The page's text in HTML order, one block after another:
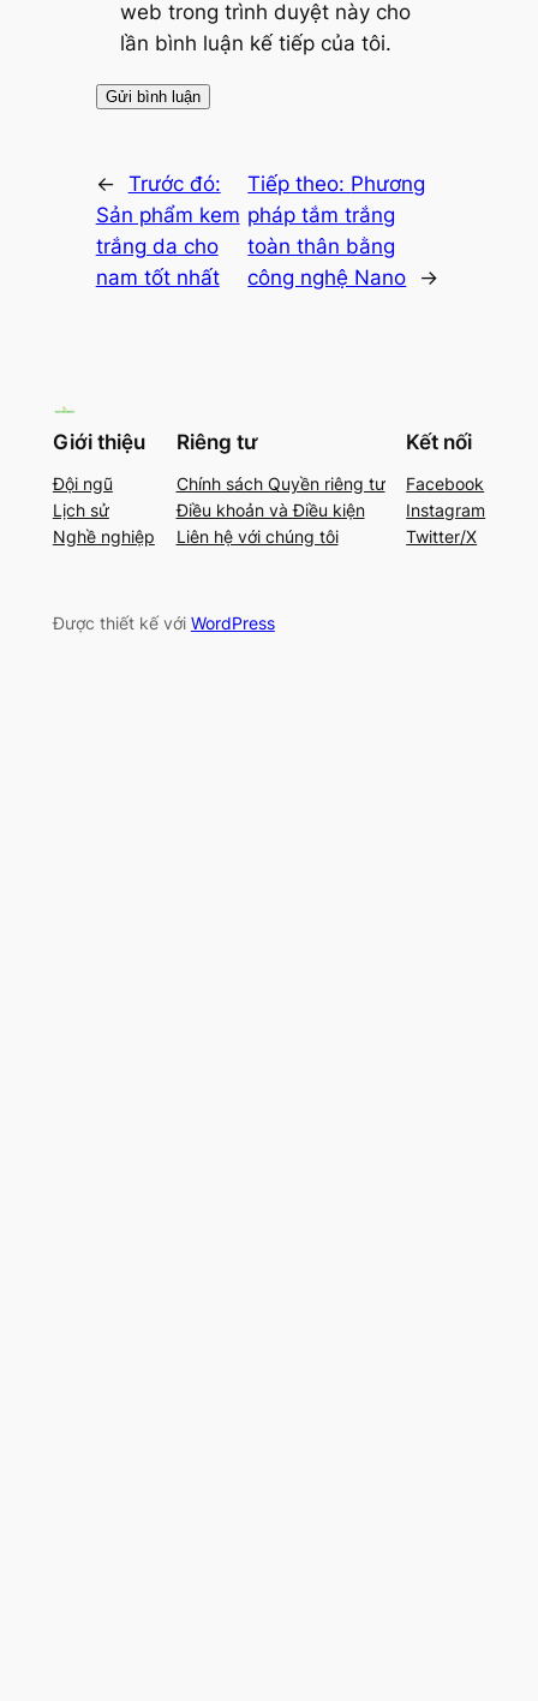
web trong trình duyệt này cho
lần bình luận kế tiếp của tôi.
← Trước đó:
Sản phẩm kem
trắng da cho
nam tốt nhất
Tiếp theo: Phương
pháp tắm trắng
toàn thân bằng
công nghệ Nano
→
Giới thiệu
Đội ngũ
Lịch sử
Nghề nghiệp
Riêng tư
Chính sách Quyền riêng tư
Điều khoản và Điều kiện
Liên hệ với chúng tôi
Kết nối
Facebook
Instagram
Twitter/X
Được thiết kế với WordPress